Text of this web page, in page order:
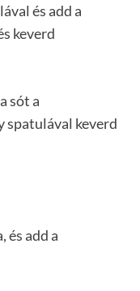
és add a
keverd
sót a
spatulával keverd
és add a